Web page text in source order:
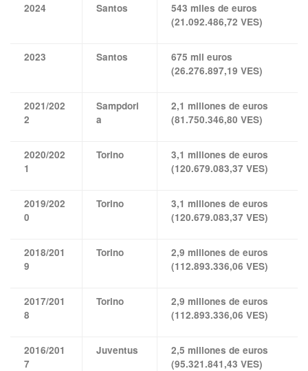
2024 Santos
543 miles de euros
(21.092.486,72 VES)
2023 Santos
675 mil euros
(26.276.897,19 VES)
2021/202
2
Sampdori
a
2,1 millones de euros
(81.750.346,80 VES)
2020/202
1
Torino
3,1 millones de euros
(120.679.083,37 VES)
2019/202
0
Torino
3,1 millones de euros
(120.679.083,37 VES)
2018/201
9
Torino
2,9 millones de euros
(112.893.336,06 VES)
2017/201
8
Torino
2,9 millones de euros
(112.893.336,06 VES)
2016/201
7
Juventus
2,5 millones de euros
(95.321.841,43 VES)